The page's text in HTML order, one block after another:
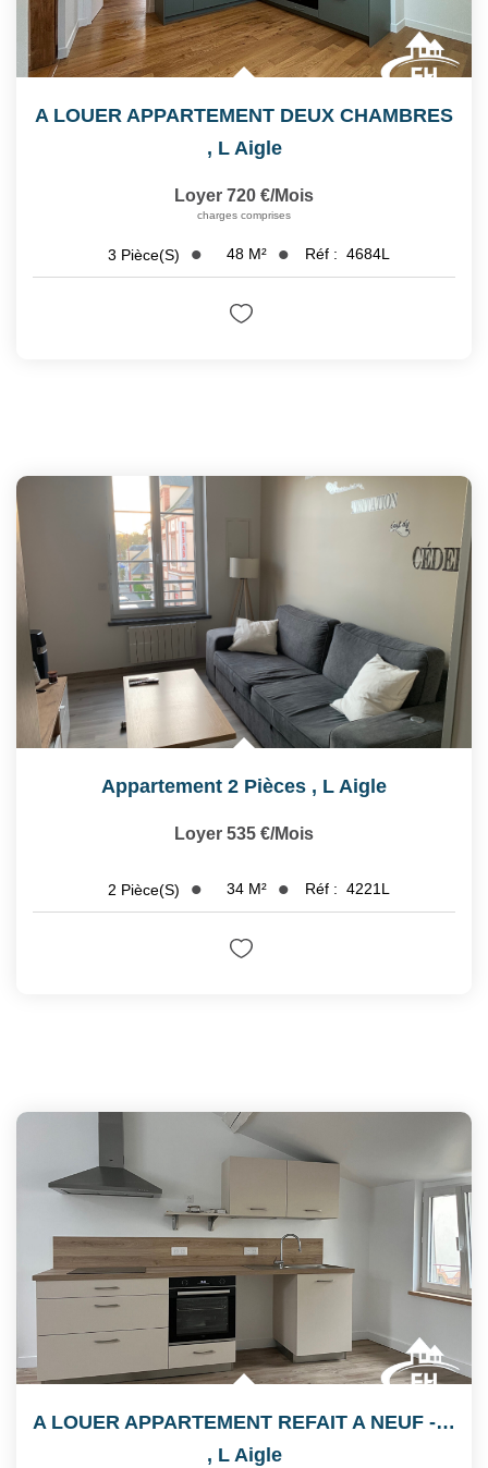
A LOUER APPARTEMENT DEUX CHAMBRES
, L Aigle
Loyer 720 €/mois
charges comprises
3 Pièce(s) 48 M² Réf : 4684L
Appartement 2 Pièces , L Aigle
Loyer 535 €/mois
2 Pièce(s) 34 M² Réf : 4221L
A LOUER APPARTEMENT REFAIT A NEUF - 2EME ETAGE
, L Aigle